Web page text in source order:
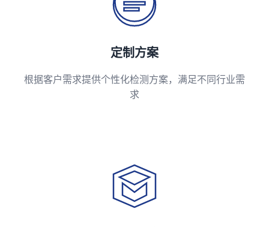
定制方案
根据客户需求提供个性化检测方案，满足不同行业需
求